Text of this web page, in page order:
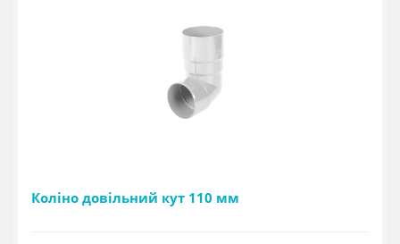
Коліно довільний кут 110 мм